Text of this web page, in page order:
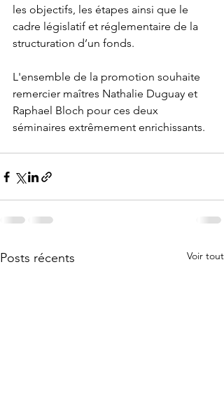
les objectifs, les étapes ainsi que le
cadre législatif et réglementaire de la
structuration d’un fonds.
L'ensemble de la promotion souhaite
remercier maîtres Nathalie Duguay et
Raphael Bloch pour ces deux
séminaires extrêmement enrichissants.
Posts récents Voir tout